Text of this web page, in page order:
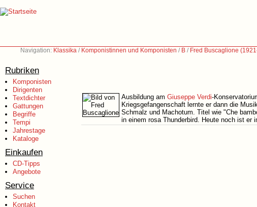
Navigation: Klassika / Komponistinnen und Komponisten / B / Fred Buscaglione
Rubriken
Komponisten
Dirigenten
Textdichter
Gattungen
Begriffe
Tempi
Jahrestage
Kataloge
Einkaufen
CD-Tipps
Angebote
Service
Suchen
Kontakt
Ausbildung am Giuseppe Verdi-
Kriegsgefangenschaft lernte er dann die
Schmalz und Machotum. Titel wie "Che
in einem rosa Thunderbird. Heute noch ist er